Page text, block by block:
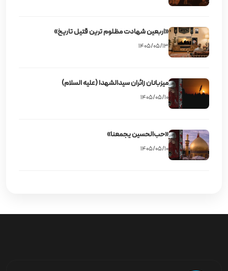
«اربعین شهادت مظلوم‌ ترین قتیل تاریخ»
۱۴۰۵/۰۵/۱۳
میزبانان زائران سیدالشهدا (علیه‌ السلام)
۱۴۰۵/۰۵/۱۰
«حب‌الحسین یجمعنا»
۱۴۰۵/۰۵/۱۰